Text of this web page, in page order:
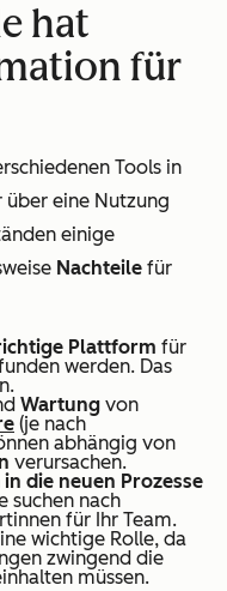
hat
für
Tools in
eine Nutzung
einige
Nachteile für
Plattform für
werden. Das
Wartung von
(je nach
abhängig von
verursachen.
in die neuen Prozesse
suchen nach
für Ihr Team.
wichtige Rolle, da
zwingend die
müssen.